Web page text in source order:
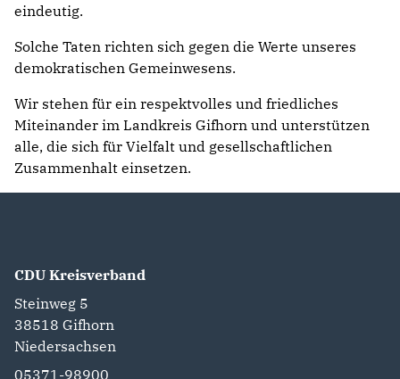
eindeutig.
Solche Taten richten sich gegen die Werte unseres
demokratischen Gemeinwesens.
Wir stehen für ein respektvolles und friedliches
Miteinander im Landkreis Gifhorn und unterstützen
alle, die sich für Vielfalt und gesellschaftlichen
Zusammenhalt einsetzen.
CDU Kreisverband
Steinweg 5
38518 Gifhorn
Niedersachsen
05371-98900